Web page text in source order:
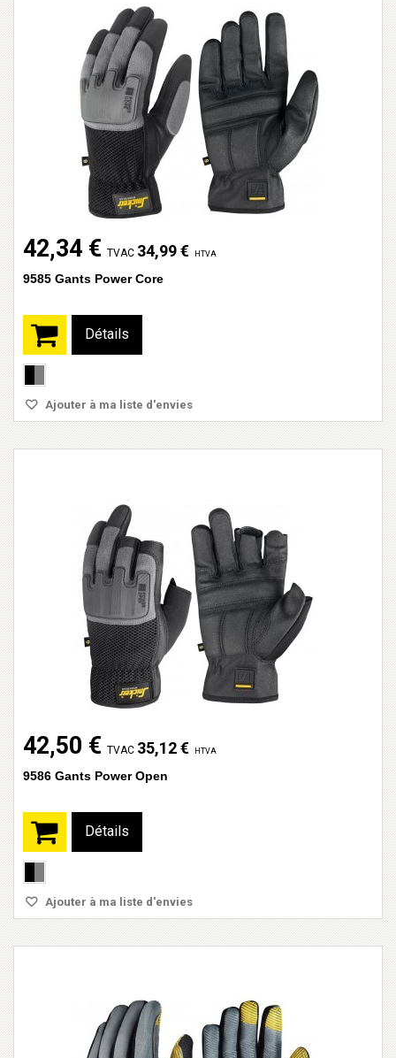
42,34 € TVAC 34,99 € HTVA
9585 Gants Power Core
Détails
Ajouter à ma liste d'envies
42,50 € TVAC 35,12 € HTVA
9586 Gants Power Open
Détails
Ajouter à ma liste d'envies